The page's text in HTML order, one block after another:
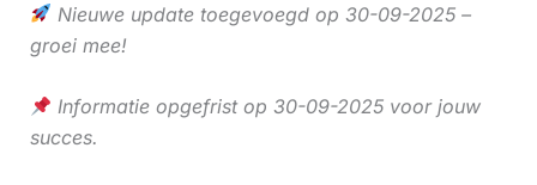
Nieuwe update toegevoegd op 30-09-2025 –
groei mee!
Informatie opgefrist op 30-09-2025 voor jouw
succes.